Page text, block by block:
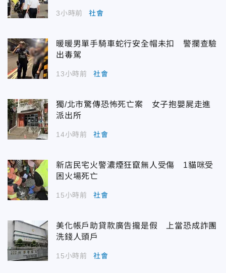
3小時前 社會
暖暖男單手騎車蛇行安全帽未扣 警攔查驗
出毒駕
13小時前 社會
獨/北市驚傳恐怖死亡案 女子抱嬰屍走進
派出所
14小時前 社會
新店民宅火警濃煙狂竄無人受傷 1貓咪受
困火場死亡
15小時前 社會
美化帳戶助貸款廣告攏是假 上當恐成詐團
洗錢人頭戶
15小時前 社會